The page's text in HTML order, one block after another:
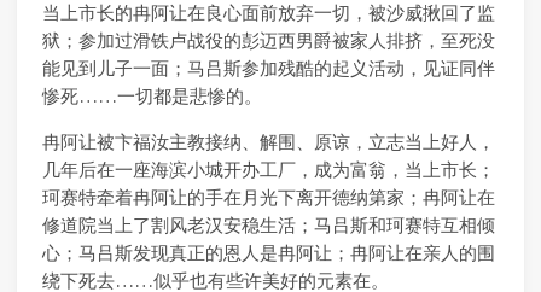
当上市长的冉阿让在良心面前放弃一切，被沙威揪回了监
狱；参加过滑铁卢战役的彭迈西男爵被家人排挤，至死没
能见到儿子一面；马吕斯参加残酷的起义活动，见证同伴
惨死……一切都是悲惨的。
冉阿让被卞福汝主教接纳、解围、原谅，立志当上好人，
几年后在一座海滨小城开办工厂，成为富翁，当上市长；
珂赛特牵着冉阿让的手在月光下离开德纳第家；冉阿让在
修道院当上了割风老汉安稳生活；马吕斯和珂赛特互相倾
心；马吕斯发现真正的恩人是冉阿让；冉阿让在亲人的围
绕下死去……似乎也有些许美好的元素在。